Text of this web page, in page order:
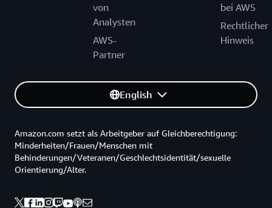
von
Analysten
AWS-
Partner
bei AWS
Rechtlicher
Hinweis
English
Amazon.com setzt als Arbeitgeber auf Gleichberechtigung:
Minderheiten/Frauen/Menschen mit
Behinderungen/Veteranen/Geschlechtsidentität/sexuelle
Orientierung/Alter.